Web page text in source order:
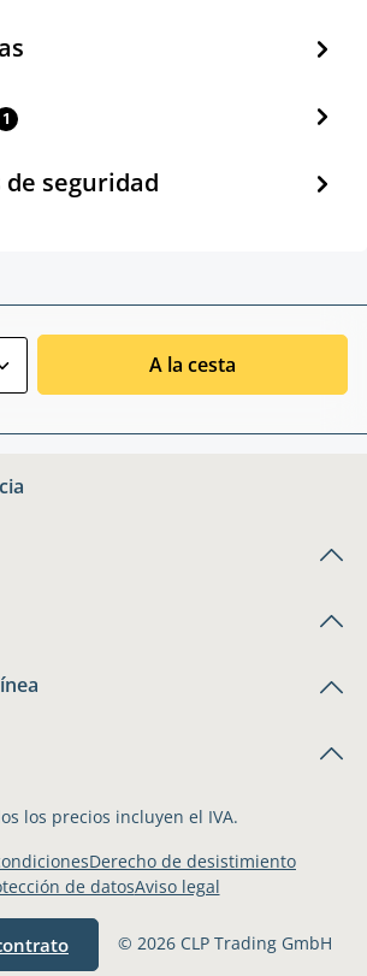
1
seguridad
A la cesta
los precios incluyen el IVA.
© 2026 CLP Trading GmbH
Derecho de desistimiento
de datosAviso legal